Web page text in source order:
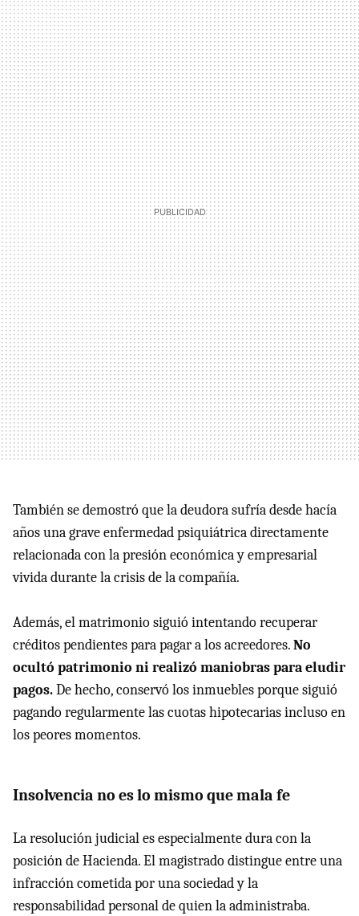
También se demostró que la deudora sufría desde hacía
años una grave enfermedad psiquiátrica directamente
relacionada con la presión económica y empresarial
vivida durante la crisis de la compañía.
Además, el matrimonio siguió intentando recuperar
créditos pendientes para pagar a los acreedores.No
ocultó patrimonio ni realizó maniobras para eludir
pagos.De hecho, conservó los inmuebles porque siguió
pagando regularmente las cuotas hipotecarias incluso en
los peores momentos.
Insolvencia no es lo mismo que mala fe
La resolución judicial es especialmente dura con la
posición de Hacienda. El magistrado distingue entre una
infracción cometida por una sociedad y la
responsabilidad personal de quien la administraba.